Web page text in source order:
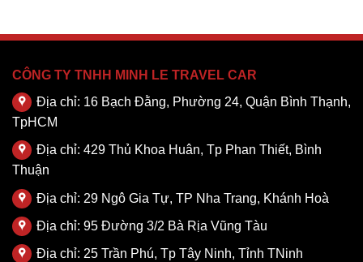
CÔNG TY TNHH MINH LE TRAVEL CAR
Địa chỉ: 16 Bạch Đằng, Phường 24, Quận Bình Thạnh,
TpHCM
Địa chỉ: 429 Thủ Khoa Huân, Tp Phan Thiết, Bình
Thuận
Địa chỉ: 29 Ngô Gia Tự, TP Nha Trang, Khánh Hoà
Địa chỉ: 95 Đường 3/2 Bà Rịa Vũng Tàu
Địa chỉ: 25 Trần Phú, Tp Tây Ninh, Tỉnh TNinh